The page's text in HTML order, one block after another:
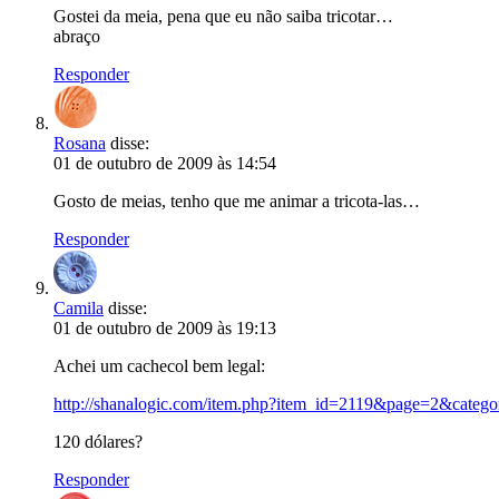
Gostei da meia, pena que eu não saiba tricotar…
abraço
Responder
Rosana disse:
01 de outubro de 2009 às 14:54
Gosto de meias, tenho que me animar a tricota-las…
Responder
Camila disse:
01 de outubro de 2009 às 19:13
Achei um cachecol bem legal:
http://shanalogic.com/
120 dólares?
Responder